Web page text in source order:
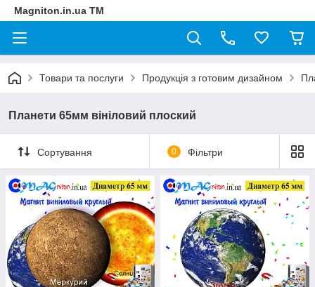
Magniton.in.ua ТМ
Товари та послуги Продукція з готовим дизайном
Планети 65мм вініловий плоский
Сортування 0 Фільтри